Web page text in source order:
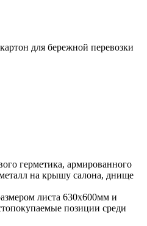
для бережной перевозки
герметика, армированного
на крышу салона, днище
листа 630х600мм и
позиции среди